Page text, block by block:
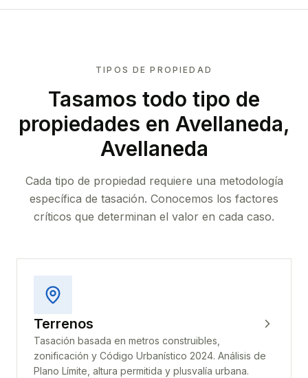
TIPOS DE PROPIEDAD
Tasamos todo tipo de
propiedades en Avellaneda,
Avellaneda
Cada tipo de propiedad requiere una metodología
específica de tasación. Conocemos los factores
críticos que determinan el valor en cada caso.
Terrenos
Tasación basada en metros construibles,
zonificación y Código Urbanístico 2024. Análisis de
Plano Límite, altura permitida y plusvalía urbana.